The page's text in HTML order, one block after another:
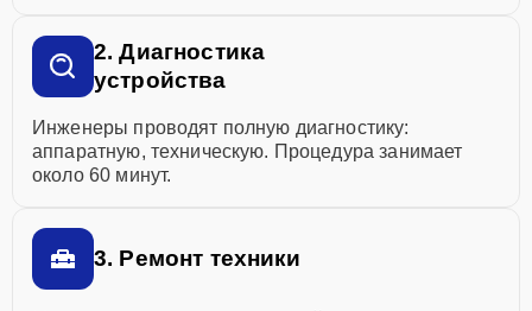
2. Диагностика
устройства
Инженеры проводят полную диагностику:
аппаратную, техническую. Процедура занимает
около 60 минут.
3. Ремонт техники